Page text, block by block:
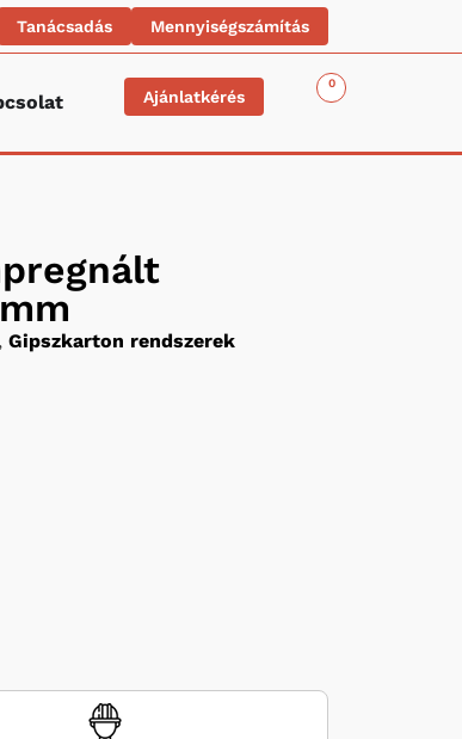
Tanácsadás Mennyiségszámítás
Ajánlatkérés
0
, Gipszkarton rendszerek